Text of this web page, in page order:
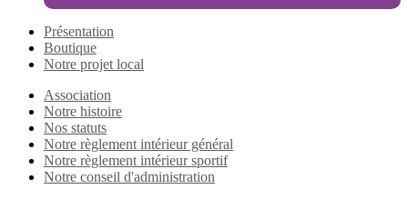
Présentation
Boutique
Notre projet local
Association
Notre histoire
Nos statuts
Notre règlement intérieur général
Notre règlement intérieur sportif
Notre conseil d'administration